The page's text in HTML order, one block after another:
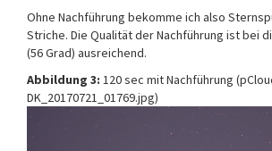
Ohne Nachführung bekomme ich also
Striche. Die Qualität der Nachführung ist bei
(56 Grad) ausreichend.
Abbildung 3: 120 sec mit Nachführung
DK_20170721_01769.jpg)